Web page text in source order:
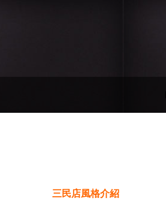
三民店風格介紹